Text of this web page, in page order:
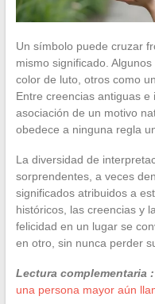
Un símbolo puede cruzar
mismo significado.
color de luto, otros como
Entre creencias antiguas
asociación de un motivo
obedece a ninguna regla
La diversidad de
sorprendentes, a veces
significados atribuidos a
históricos, las creencias y
felicidad en un lugar se
en otro, sin nunca perder
Lectura complementaria :
una persona mayor aún